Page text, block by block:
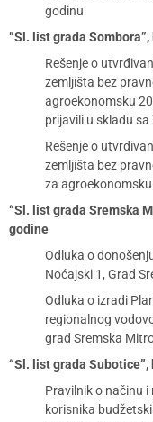
godinu
“Sl. list grada
Rešenje o
zemljišta bez
agroekonomsku
prijavili u skladu sa
Rešenje o
zemljišta bez
za
“Sl. list grada Sremska
godine
Odluka o
Noćajski 1, Grad
Odluka o izradi
regionalnog
grad Sremska
“Sl. list grada
Pravilnik o načinu
korisnika